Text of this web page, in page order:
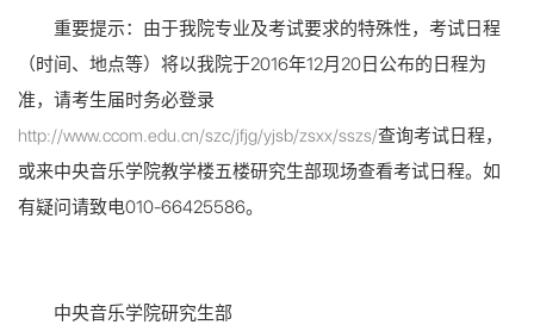
重要提示：由于我院专业及考试要求的特殊性，考试日程
（时间、地点等）将以我院于2016年12月20日公布的日程为
准，请考生届时务必登录
http://www.ccom.edu.cn/szc/jfjg/yjsb/zsxx/sszs/查询考试日程，
或来中央音乐学院教学楼五楼研究生部现场查看考试日程。如
有疑问请致电010-66425586。
中央音乐学院研究生部